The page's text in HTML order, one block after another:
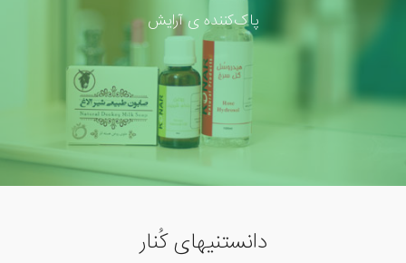
پاک‌کننده ی آرایش
دانستنیهای کُنار